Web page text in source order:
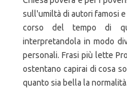
sull'umiltà di autori famosi
corso del tempo di
interpretandola in modo
personali. Frasi più lette
ostentano capirai di cosa
quanto sia bella la